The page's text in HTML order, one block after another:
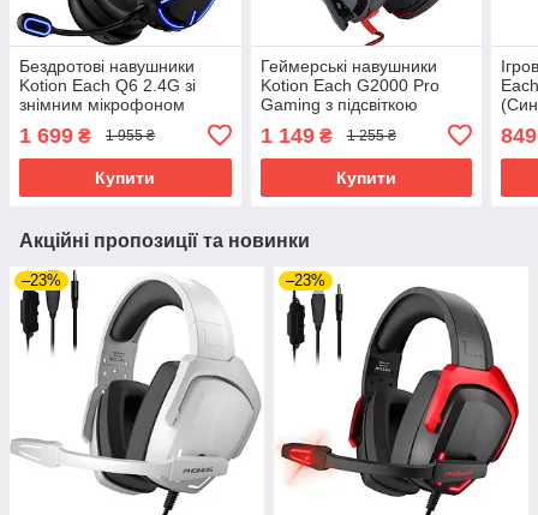
Бездротові навушники
Kotion Each Q6 2.4G зі
знімним мікрофоном
1 699 ₴ 1 955 ₴
Купити
Геймерські навушники
Kotion Each G2000 Pro
Gaming з підсвіткою
1 149₴ 1 255 ₴
Купити
849
Акційні пропозиції та новинки
–23% –23%